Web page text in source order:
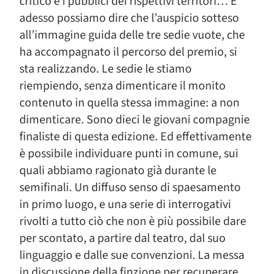
adesso possiamo dire che l’auspicio sotteso
all’immagine guida delle tre sedie vuote, che
ha accompagnato il percorso del premio, si
sta realizzando. Le sedie le stiamo
riempiendo, senza dimenticare il monito
contenuto in quella stessa immagine: a non
dimenticare. Sono dieci le giovani compagnie
finaliste di questa edizione. Ed effettivamente
è possibile individuare punti in comune, sui
quali abbiamo ragionato già durante le
semifinali. Un diffuso senso di spaesamento
in primo luogo, e una serie di interrogativi
rivolti a tutto ciò che non è più possibile dare
per scontato, a partire dal teatro, dal suo
linguaggio e dalle sue convenzioni. La messa